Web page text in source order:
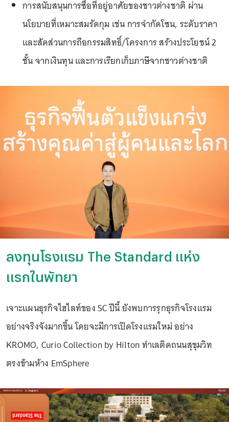
การสนับสนุนการซื้อที่อยู่อาศัยของชาวต่างชาติ ผ่าน
นโยบายที่เหมาะสมรัดกุม เช่น การจำกัดโซน, ระดับราคา
และสัดส่วนการถือกรรมสิทธิ์/โครงการ สร้างประโยชน์ 2
ชั้น จากเงินทุน และการเรียกเก็บภาษีจากชาวต่างชาติ
ลงทุนโรงแรม The Standard แห่ง
แรกในพัทยา
เจาะแผนธุรกิจไฮไลท์ของ SC ปีนี้ ยังพบการรุกธุรกิจโรงแรม
อย่างจริงจังมากขึ้น โดยจะมีการเปิดโรงแรมใหม่ อย่าง
KROMO, Curio Collection by Hilton ทำเลติดถนนสุขุมวิท
ตรงข้ามห้าง EmSphere